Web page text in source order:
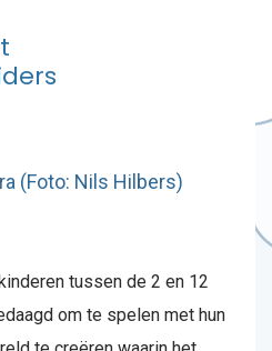
tussen de 2 en 12
om te spelen met hun